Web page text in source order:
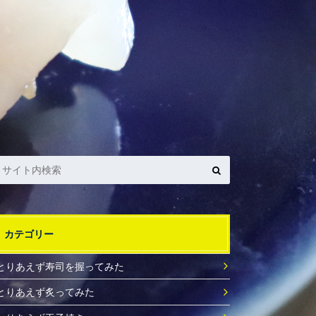
カテゴリー
りあえず寿司を握ってみた
りあえず炙ってみた